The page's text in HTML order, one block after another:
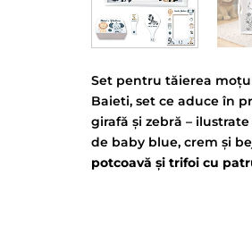
Set pentru tăierea
Baieti, set ce aduce în
girafă și zebră –
de baby blue, crem și
potcoavă și trifoi cu